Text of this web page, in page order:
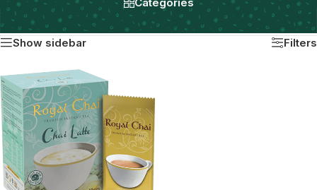
Home
Latte sweetened
Enig resultaat
Show sidebar
Filters